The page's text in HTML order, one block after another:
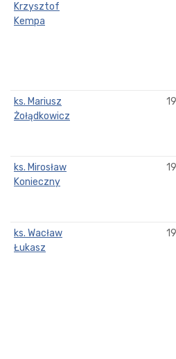
Krzysztof
Kempa
ks. Mariusz
Żołądkowicz
ks. Mirosław
Konieczny
ks. Wacław
Łukasz